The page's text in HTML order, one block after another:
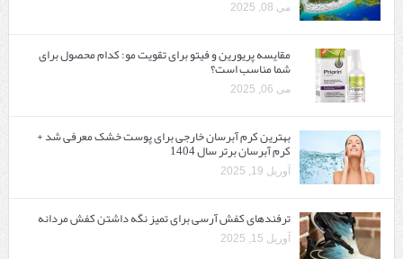
می 08, 2025
مقایسه پریورین و فیتو برای تقویت مو: کدام محصول برای
شما مناسب است؟
می 06, 2025
بهترین کرم آبرسان خارجی برای پوست خشک معرفی شد +
کرم آبرسان برتر سال 1404
آوریل 19, 2025
ترفندهای کفش آرسی برای تمیز نگه داشتن کفش مردانه
آوریل 15, 2025